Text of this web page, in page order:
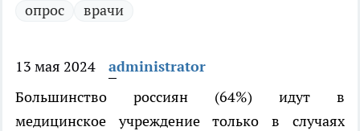
опрос врачи
13 мая 2024
administrator
Большинство россиян (64%) идут в
медицинское учреждение только в случаях